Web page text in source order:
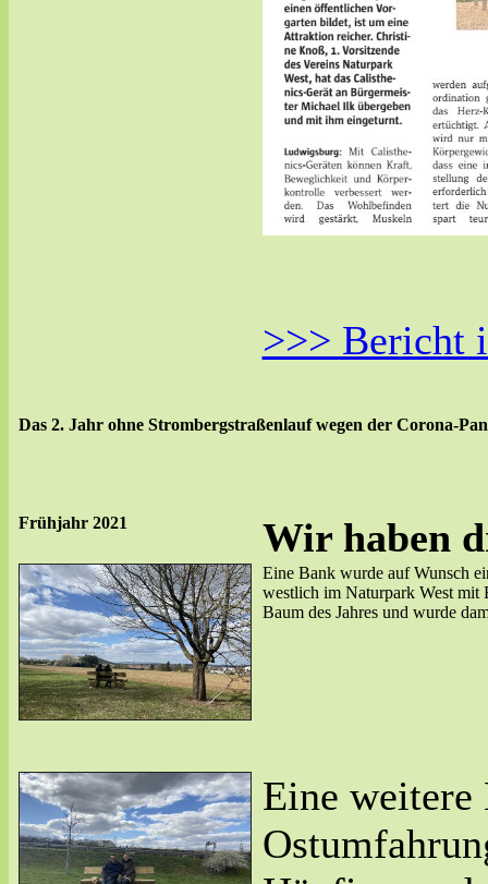
>>> Bericht
Das 2. Jahr ohne Strombergstraßenlauf wegen der Corona-
Frühjahr 2021 Wir haben
Eine Bank wurde auf Wunsch
westlich im Naturpark West mit
Baum des Jahres und wurde
Eine weitere